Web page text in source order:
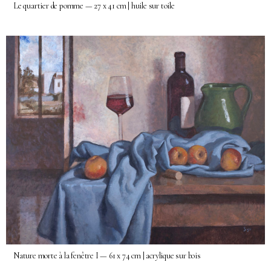
Le quartier de pomme — 27 x 41 cm | huile sur toile
Nature morte à la fenêtre I — 61 x 74 cm | acrylique sur bois